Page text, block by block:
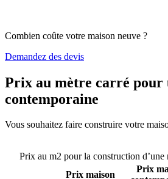
Combien coûte votre maison neuve ?
Demandez des devis
Prix au mètre carré pour
contemporaine
Vous souhaitez faire construire votre
Prix au m2 pour la construction d’une
Prix maison
Prix